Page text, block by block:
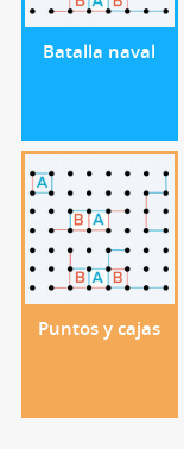
Batalla naval
Puntos y cajas